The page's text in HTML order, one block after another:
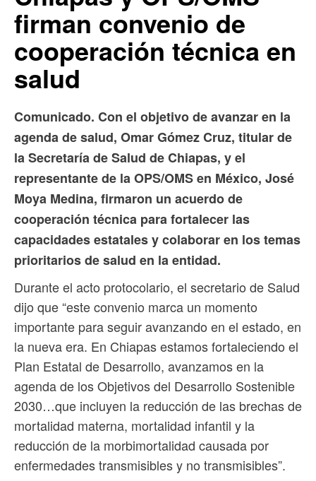
firman convenio de
cooperación técnica en
salud
Comunicado. Con el objetivo de avanzar en la
agenda de salud, Omar Gómez Cruz, titular de
la Secretaría de Salud de Chiapas, y el
representante de la OPS/OMS en México, José
Moya Medina, firmaron un acuerdo de
cooperación técnica para fortalecer las
capacidades estatales y colaborar en los temas
prioritarios de salud en la entidad.
Durante el acto protocolario, el secretario de Salud
dijo que “este convenio marca un momento
importante para seguir avanzando en el estado, en
la nueva era. En Chiapas estamos fortaleciendo el
Plan Estatal de Desarrollo, avanzamos en la
agenda de los Objetivos del Desarrollo Sostenible
2030…que incluyen la reducción de las brechas de
mortalidad materna, mortalidad infantil y la
reducción de la morbimortalidad causada por
enfermedades transmisibles y no transmisibles”.